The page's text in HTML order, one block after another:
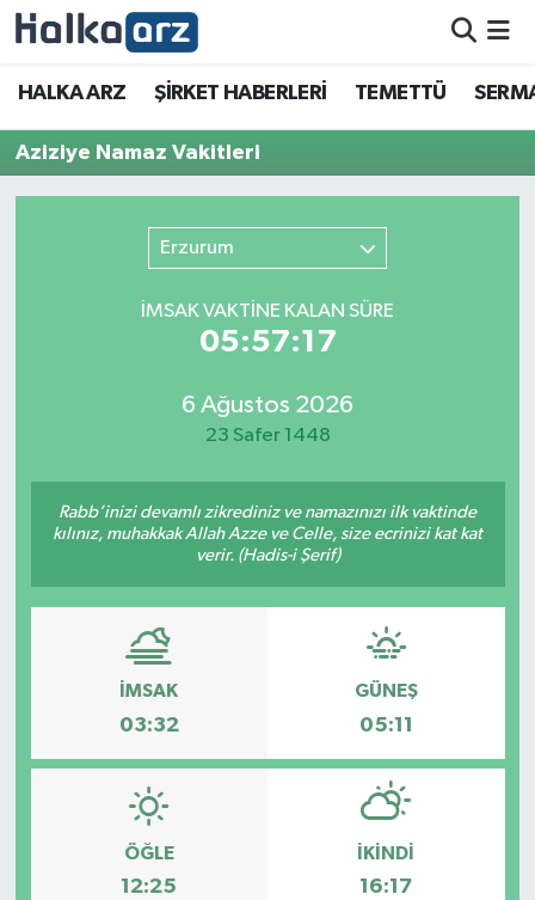
HALKA ARZ ŞİRKET HABERLERİ TEMETTÜ
Aziziye Namaz Vakitleri
Erzurum
İMSAK VAKTİNE KALAN SÜRE
05:57:17
6 Ağustos 2026
23 Safer 1448
Rabb’inizi devamlı zikrediniz ve namazınızı ilk vaktinde
kılınız, muhakkak Allah Azze ve Celle, size ecrinizi kat kat
verir. (Hadis-i Şerif)
İMSAK
03:32
GÜNEŞ
05:11
ÖĞLE
12:25
İKINDI
16:17
HALKA ARZ
SERMAYE ARTIRIMI
TEMETTÜ